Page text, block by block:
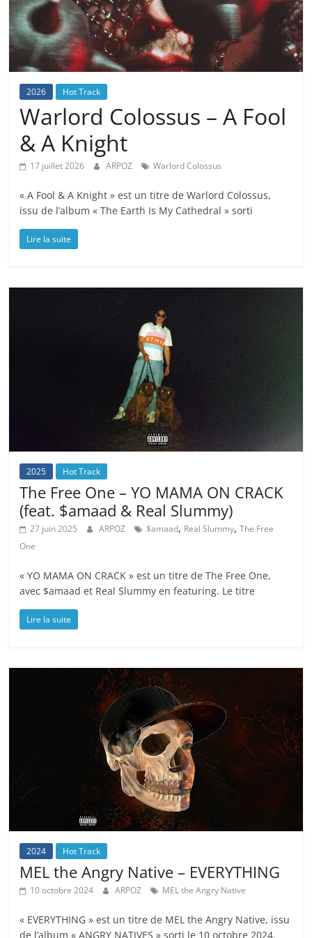
2026 Hot Track
Warlord Colossus – A Fool
& A Knight
17 juillet 2026 ARPOZ Warlord Colossus
« A Fool & A Knight » est un titre de Warlord Colossus,
issu de l’album « The Earth Is My Cathedral » sorti
Lire la suite
2025 Hot Track
The Free One – YO MAMA ON CRACK
(feat. $amaad & Real Slummy)
27 juin 2025 ARPOZ $amaad, Real Slummy,The Free
One
« YO MAMA ON CRACK » est un titre de The Free One,
avec $amaad et Real Slummy en featuring. Le titre
Lire la suite
2024 Hot Track
MEL the Angry Native – EVERYTHING
10 octobre 2024 ARPOZ MEL the Angry Native
« EVERYTHING » est un titre de MEL the Angry Native, issu
de l’album « ANGRY NATIVES » sorti le 10 octobre 2024.